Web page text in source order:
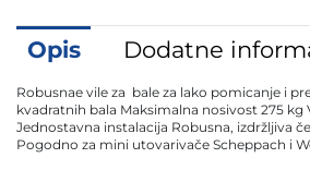
Opis Dodatne
Robusnae vile za bale za lako pomicanje i
kvadratnih bala Maksimalna nosivost 275 kg
Jednostavna instalacija Robusna, izdržljiva
Pogodno za mini utovarivače Scheppach i